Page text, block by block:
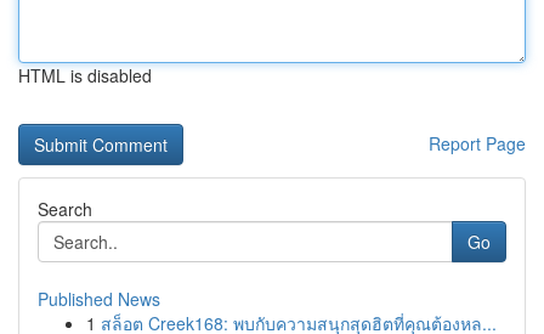
HTML is disabled
Report Page
Search
Go
Published News
1 สล็อต Creek168: พบกับความสนุกสุดฮิตที่คุณต้องหล...